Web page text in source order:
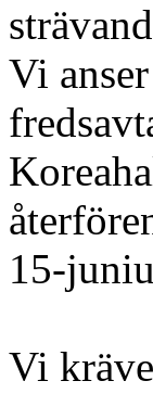
Vi
15-
Vi